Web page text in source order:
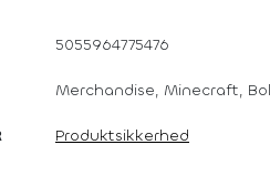
5055964775476
Merchandise, Minecraft,
Produktsikkerhed